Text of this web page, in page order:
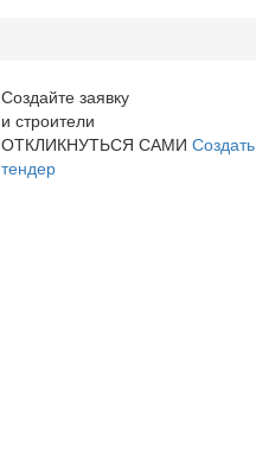
Создайте заявку
и строители
ОТКЛИКНУТЬСЯ САМИ Создать
тендер